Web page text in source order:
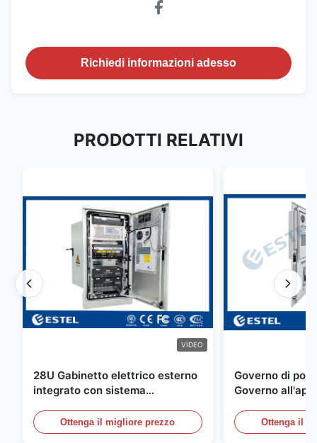
Richiedi informazioni adesso
PRODOTTI RELATIVI
VIDEO
28U Gabinetto elettrico esterno
integrato con sistema
Ottenga il migliore prezzo
Governo di
Governo
sensore
della porta
Ottenga il